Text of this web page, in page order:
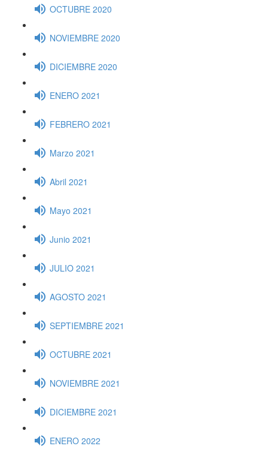
OCTUBRE 2020
NOVIEMBRE 2020
DICIEMBRE 2020
ENERO 2021
FEBRERO 2021
Marzo 2021
Abril 2021
Mayo 2021
Junio 2021
JULIO 2021
AGOSTO 2021
SEPTIEMBRE 2021
OCTUBRE 2021
NOVIEMBRE 2021
DICIEMBRE 2021
ENERO 2022